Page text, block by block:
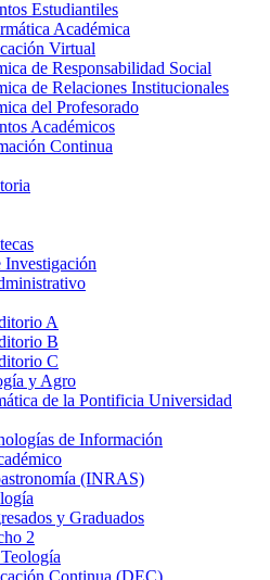
Estudiantiles
Académica
Virtual
de Responsabilidad Social
de Relaciones Institucionales
del Profesorado
Académicos
Continua
Investigación
A
B
C
y Agro
de la Pontificia Universidad
de Información
(INRAS)
y Graduados
2
Continua (DEC)